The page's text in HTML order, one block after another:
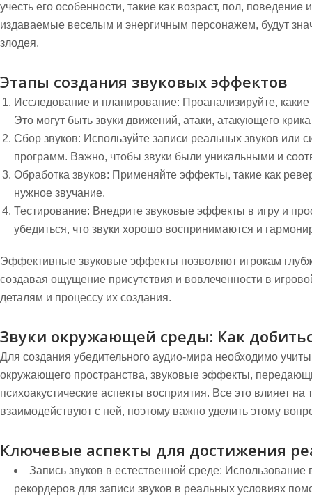
учесть его особенности, такие как возраст, пол,
издаваемые веселым и энергичным персонажем, будут
злодея.
Этапы создания звуковых эффектов
Исследование и планирование: Проанализируйте,
Это могут быть звуки движений, атаки, атакующего крика
Сбор звуков: Используйте записи реальных звуков или
программ. Важно, чтобы звуки были уникальными и
Обработка звуков: Применяйте эффекты, такие как
нужное звучание.
Тестирование: Внедрите звуковые эффекты в игру и
убедиться, что звуки хорошо воспринимаются и
Эффективные звуковые эффекты позволяют игрокам
создавая ощущение присутствия и вовлеченности в
деталям и процессу их создания.
Звуки окружающей среды: Как
Для создания убедительного аудио-мира необходимо
окружающего пространства, звуковые эффекты,
психоакустические аспекты восприятия. Все это влияет на
взаимодействуют с ней, поэтому важно уделить этому
Ключевые аспекты для достижения
Запись звуков в естественной среде: Использование
рекордеров для записи звуков в реальных условиях